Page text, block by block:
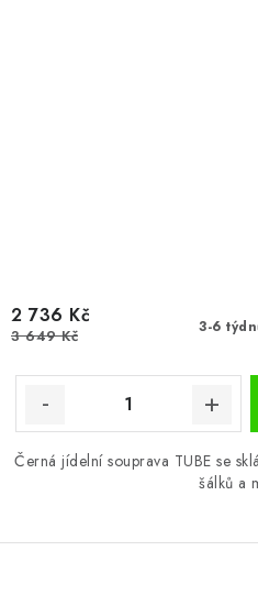
3-6
2 736 Kč
3 649 Kč
Černá jídelní souprava TUBE se
šálků a